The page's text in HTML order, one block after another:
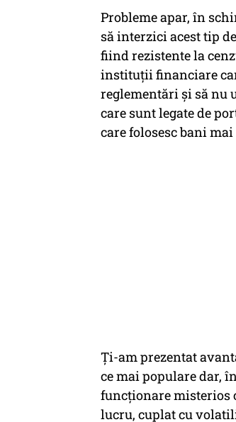
Probleme apar, în
să interzici acest tip
fiind rezistente la
instituții financiare
reglementări și să nu
care sunt legate de
care folosesc bani
Ți-am prezentat
ce mai populare dar,
funcționare misterios
lucru, cuplat cu